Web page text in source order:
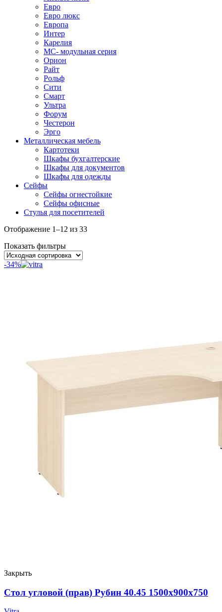
Евро
Евро люкс
Европа
Интер
Карелия
МС- модульная серия
Орион
Райт
Рольф
Сити
Смарт
Ультра
Форум
Честерон
Эрго
Металлическая мебель
Картотеки
Шкафы бухгалтерские
Шкафы для документов
Шкафы для одежды
Сейфы
Сейфы огнестойкие
Сейфы офисные
Стулья для посетителей
Отображение 1–12 из 33
Показать фильтры
-34%
Закрыть
Стол угловой (прав) Рубин 40.45 1500х900х750